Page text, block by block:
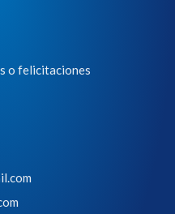
o felicitaciones